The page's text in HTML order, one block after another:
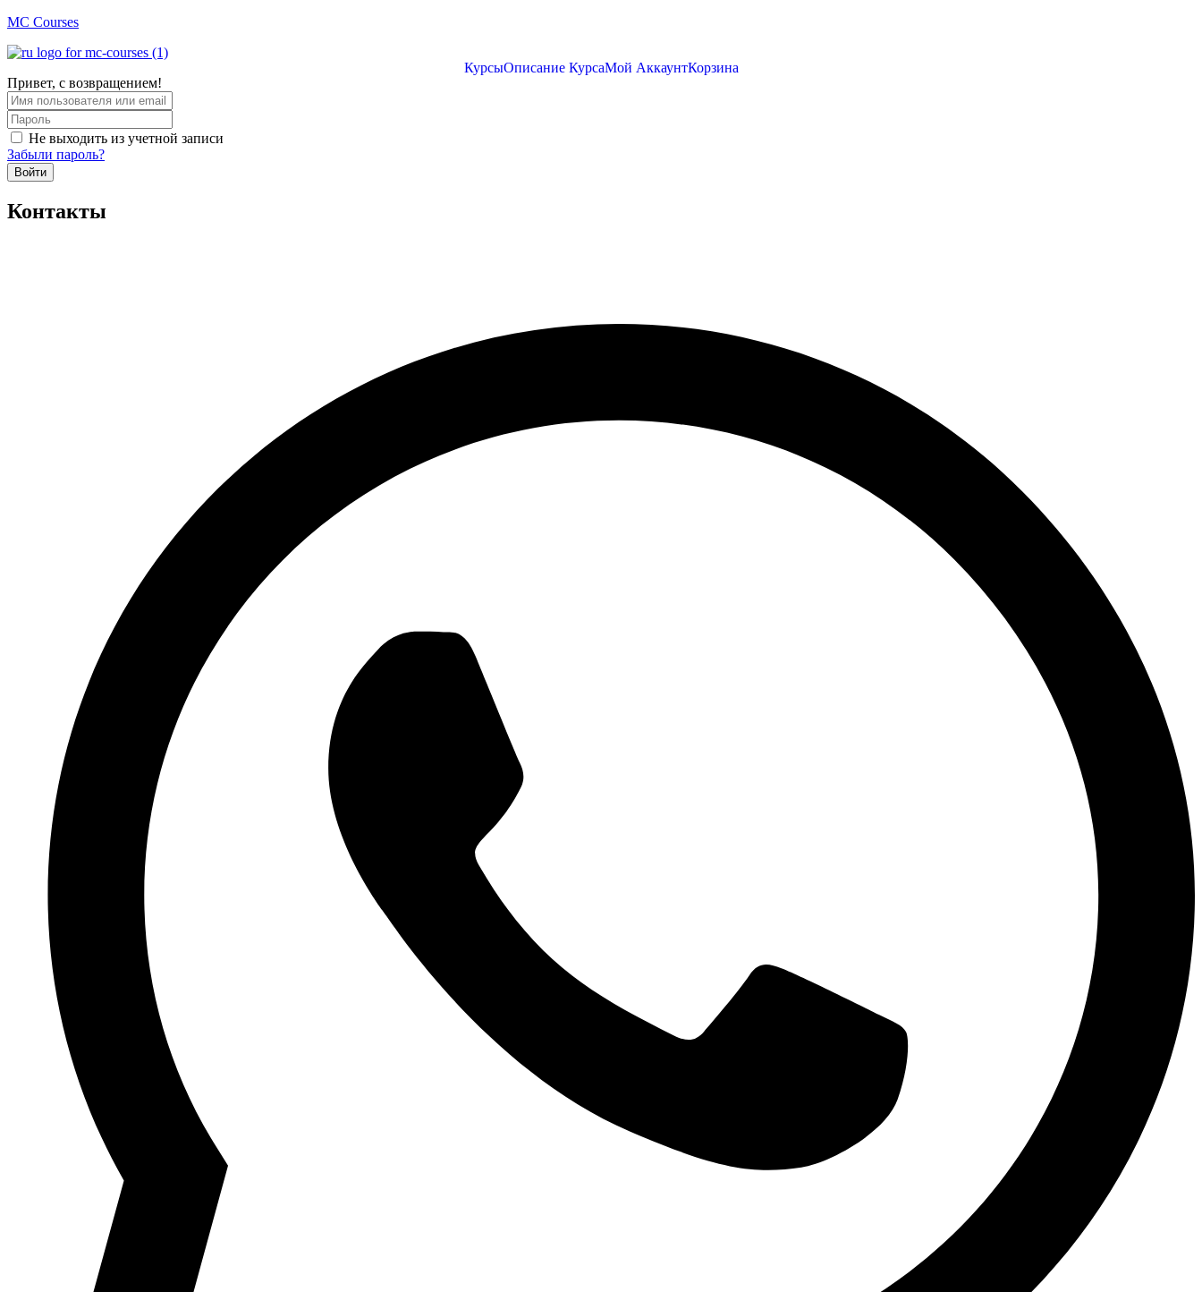
MC Courses
КурсыОписание КурсаМой АккаунтКорзина
Привет, с возвращением!
Не выходить из учетной записи
Забыли пароль?
Войти
Контакты